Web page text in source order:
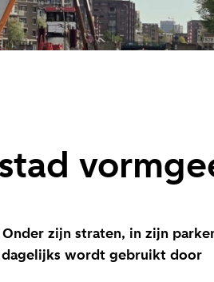
zijn straten, in zijn
wordt gebruikt door